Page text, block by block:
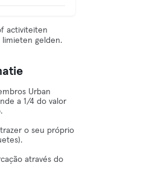
activiteiten
gelden.
Urban
a 1/4 do valor
o seu próprio
através do